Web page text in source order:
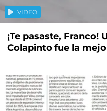
VIDEO
¡Te pasaste, Franco!
Colapinto fue la